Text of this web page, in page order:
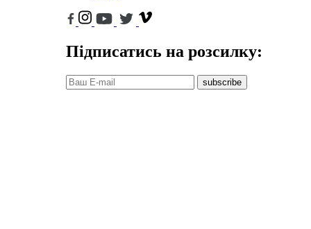
Підписатись на розсилку:
subscribe